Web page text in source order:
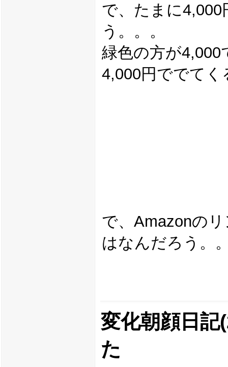
で、たまに
う。。。
緑色の方が
4,000円ででてく
で、Amazonの
はなんだろう。
変化朝顔日
た